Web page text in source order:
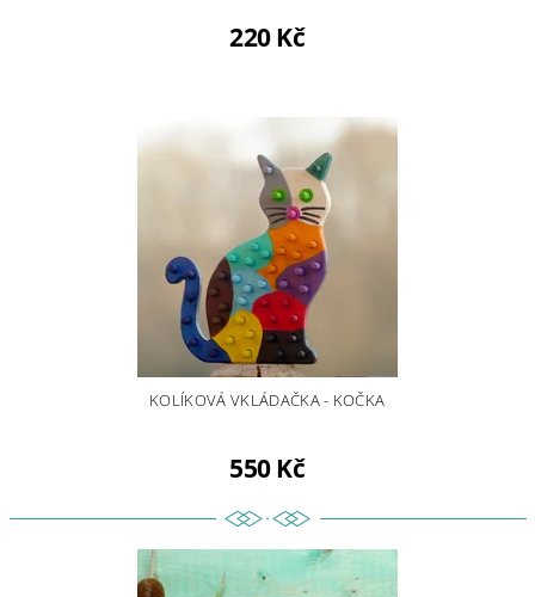
220 Kč
KOLÍKOVÁ VKLÁDAČKA - KOČKA
550 Kč